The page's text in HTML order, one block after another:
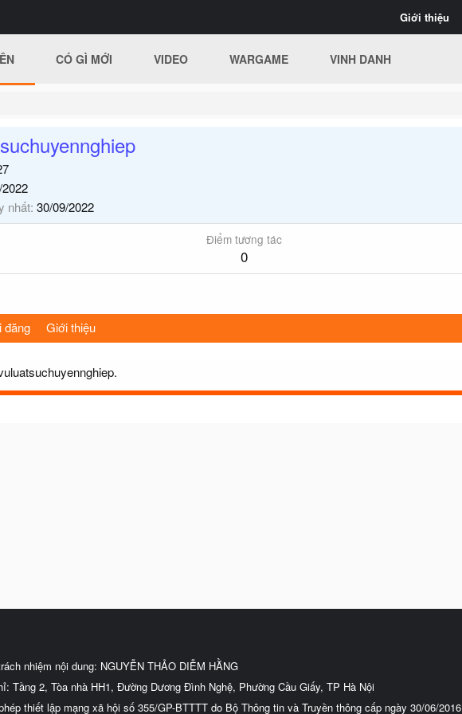
Giới thiệu
CÓ GÌ MỚI VIDEO WARGAME VINH DANH
nhất 30/09/2022
Điểm tương tác
0
đăng Giới thiệu
nhiệm nội dung: NGUYỄN THẢO DIỄM HẰNG
Tầng 2, Tòa nhà HH1, Đường Dương Đình Nghệ, Phường Cầu Giấy, TP Hà Nội
thiết lập mạng xã hội số 355/GP-BTTTT do Bộ Thông tin và Truyền thông cấp ngày 30/06/2016